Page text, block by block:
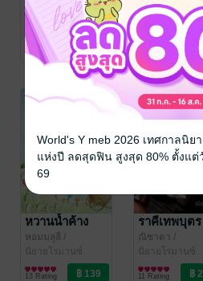
ยอดรัก ( สามี
ส้มหล่น + ปล้น
รักคาสโนวา +
วิวาห์เจ้าพ่อ )
ณิชาดา/
Rosequartz_writer
นิยายโรมานซ์
2 Rating
อสูร (ลำดับ
เพลิงอสูร)
janya/
นิยายโรมานซ์
10 Rating
หวานน้ำค้าง
หอมมลุลี /
Rosequartz_writer
นิยายโรมานซ์
13 Rating
ราคีเทพบุตร
ณิชาดา /
นิยายโรมานซ์
11 Rating
World's Y meb 2026 เทศกาลนิ
แห่งปี ลดสุดฟิน สูงสุด 80% ตั้งแต่
69